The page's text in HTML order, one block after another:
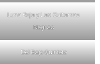
Luna Roja y Las Guitarras
Negras
Del Bajo Quinteto